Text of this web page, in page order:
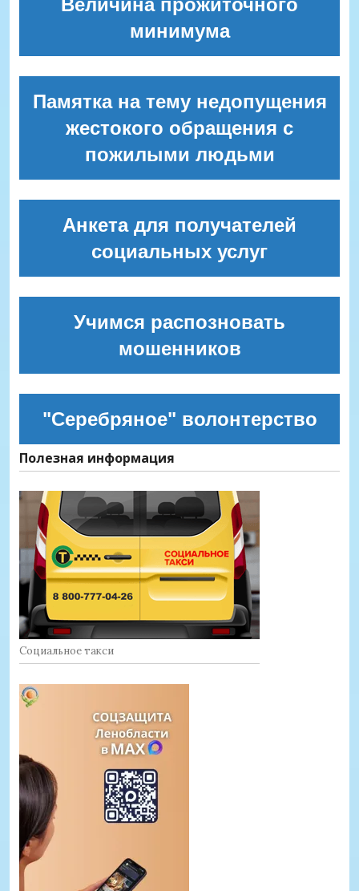
Величина прожиточного
минимума
Памятка на тему недопущения
жестокого обращения с
пожилыми людьми
Анкета для получателей
социальных услуг
Учимся распозновать
мошенников
"Серебряное" волонтерство
Полезная информация
Социальное такси